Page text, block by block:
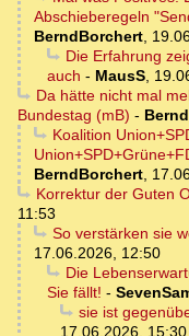
Abschieberegeln
BerndBorchert,
Die Erfahrung
auch - MausS,
Da hätte nicht mal
Bundestag (mB) -
Koalition
BerndBorchert,
Korrektur der Guten
11:53
So verstärken sie
17.06.2026, 12:50
Die
Sie fällt! -
sie ist
17.06.2026, 15:30